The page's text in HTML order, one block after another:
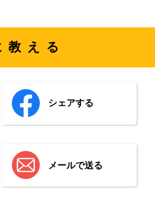
教える
シェアする
メールで送る